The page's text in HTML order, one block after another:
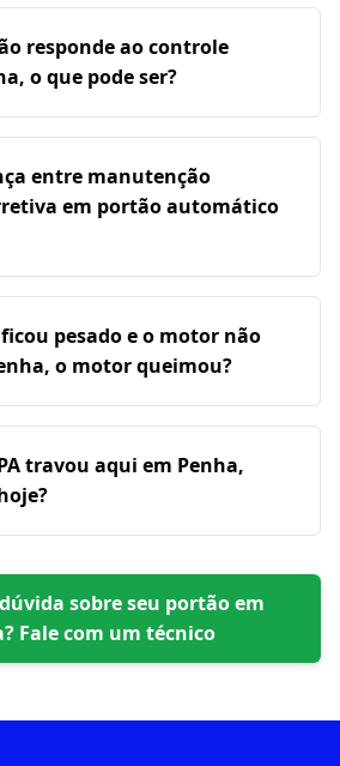
responde ao controle
o que pode ser?
entre manutenção
em portão automático
pesado e o motor não
o motor queimou?
travou aqui em Penha,
sobre seu portão em
? Fale com um técnico